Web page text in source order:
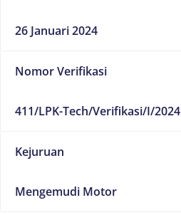
26 Januari 2024
Nomor Verifikasi
411/LPK-Tech/Verifikasi/I/2024
Kejuruan
Mengemudi Motor